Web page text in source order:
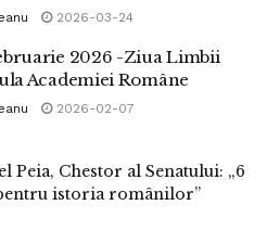
2026-03-24
2026 -Ziua Limbii
Academiei Române
2026-02-07
Peia, Chestor al Senatului: „6
istoria românilor”